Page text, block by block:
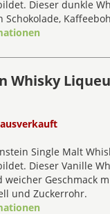
Dieser dunkle
Schokolade,
Whisky
ausverkauft
Single Malt
Dieser Vanille
weicher Geschmack
und Zuckerrohr.